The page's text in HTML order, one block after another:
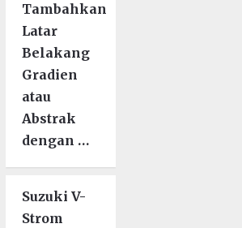
Tambahkan
Latar
Belakang
Gradien
atau
Abstrak
dengan …
Suzuki V-
Strom